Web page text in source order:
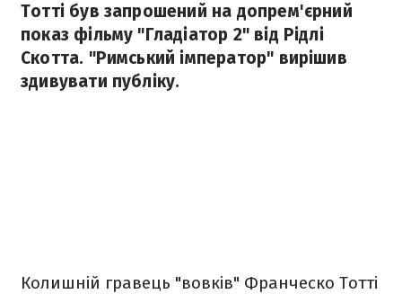
Тотті був запрошений на допрем'єрний
показ фільму "Гладіатор 2" від Рідлі
Скотта. "Римський імператор" вирішив
здивувати публіку.
Колишній гравець "вовків" Франческо Тотті